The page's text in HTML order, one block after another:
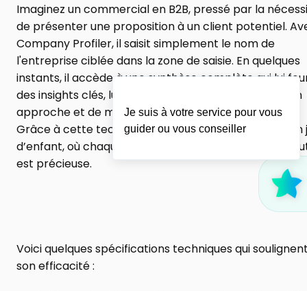
Imaginez un commercial en B2B, pressé par la
de présenter une proposition à un client potentiel.
Company Profiler, il saisit simplement le nom de
l'entreprise ciblée dans la zone de saisie. En quelques
instants, il accède à une synthèse complète qui lui
des insights clés, lui permettant de personnaliser son
approche et de maximiser ses chances de succès.
Grâce à cette technologie, la prospection devient un
d’enfant, où chaque détail compte et où chaque
est précieuse.
Voici quelques spécifications techniques qui
son efficacité :
Je suis à votre service pour vous
guider ou vous conseiller